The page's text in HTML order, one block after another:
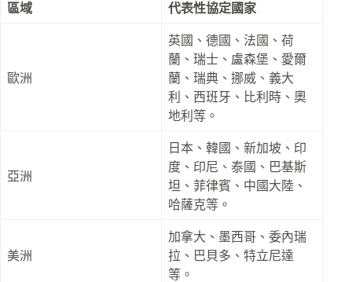
區域 代表性協定國家
歐洲
英國、德國、法國、荷
蘭、瑞士、盧森堡、愛爾
蘭、瑞典、挪威、義大
利、西班牙、比利時、奧
地利等。​
亞洲
日本、韓國、新加坡、印
度、印尼、泰國、巴基斯
坦、菲律賓、中國大陸、
哈薩克等。​
美洲
加拿大、墨西哥、委內瑞
拉、巴貝多、特立尼達
等。​